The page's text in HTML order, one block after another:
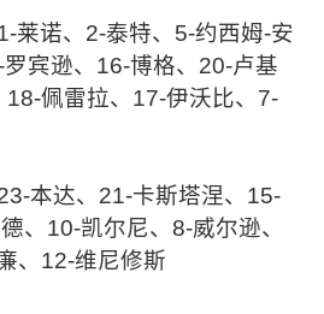
诺、2-泰特、5-约西姆-安
宾逊、16-博格、20-卢基
佩雷拉、17-伊沃比、7-
本达、21-卡斯塔涅、15-
、10-凯尔尼、8-威尔逊、
、12-维尼修斯